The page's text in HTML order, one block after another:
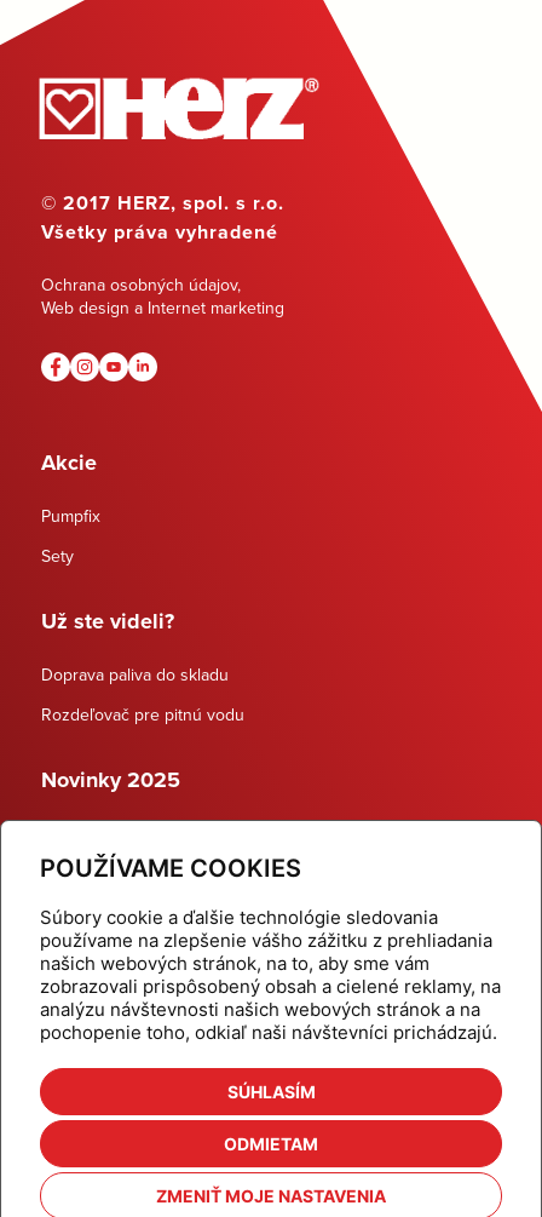
POUŽÍVAME COOKIES
Súbory cookie a ďalšie technológie sledovania
používame na zlepšenie vášho zážitku z prehliadania
našich webových stránok, na to, aby sme vám
zobrazovali prispôsobený obsah a cielené reklamy, na
analýzu návštevnosti našich webových stránok a na
pochopenie toho, odkiaľ naši návštevníci prichádzajú.
SÚHLASÍM
ODMIETAM
ZMENIŤ MOJE NASTAVENIA
© 2017 HERZ, spol. s r.o.
Všetky práva vyhradené
Ochrana osobných údajov,
Web design a Internet marketing
Akcie
Pumpfix
Sety
Už ste videli?
Doprava paliva do skladu
Rozdeľovač pre pitnú vodu
Novinky 2025
Dynamické termostatické ventily
Domov
Produkty
Aktuality
Odber šikovné tipy
Kalkulačky
Cenníky
Na stiahnutie
Referencie
Kontakt